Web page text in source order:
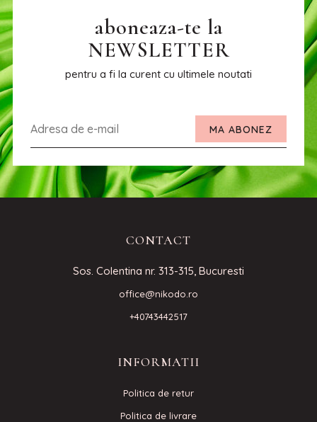
aboneaza-te la
NEWSLETTER
pentru a fi la curent cu ultimele noutati
MA ABONEZ
CONTACT
Sos. Colentina nr. 313-315, Bucuresti
office@nikodo.ro
+40743442517
INFORMATII
Politica de retur
Politica de livrare